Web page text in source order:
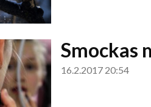
Smockas
16.2.2017 20:54